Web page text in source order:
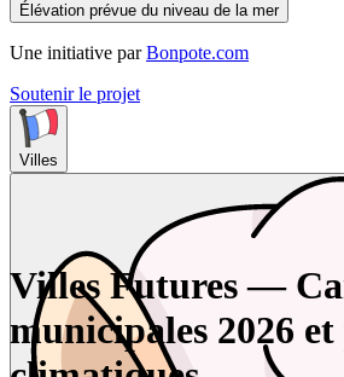
Élévation prévue du niveau de la mer
Une initiative par Bonpote.com
Soutenir le projet
Villes
Villes Futures —
municipales 2026